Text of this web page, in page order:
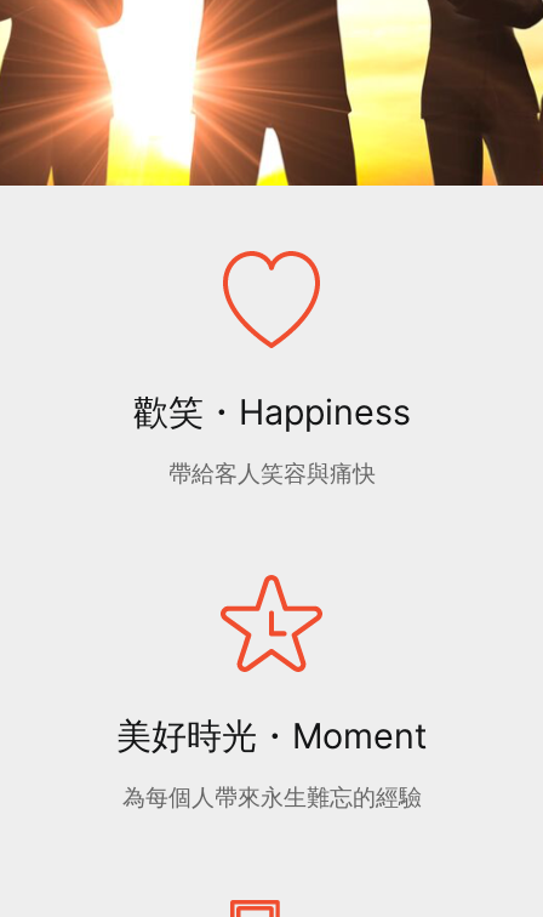
歡笑・Happiness
帶給客人笑容與痛快
美好時光・Moment
為每個人帶來永生難忘的經驗